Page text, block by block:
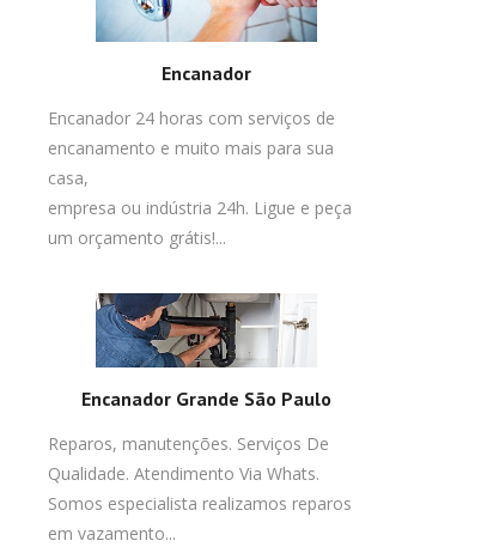
Encanador
Encanador 24 horas com serviços de
encanamento e muito mais para sua
casa,
empresa ou indústria 24h. Ligue e peça
um orçamento grátis!...
Encanador Grande São Paulo
Reparos, manutenções. Serviços De
Qualidade. Atendimento Via Whats.
Somos especialista realizamos reparos
em vazamento...